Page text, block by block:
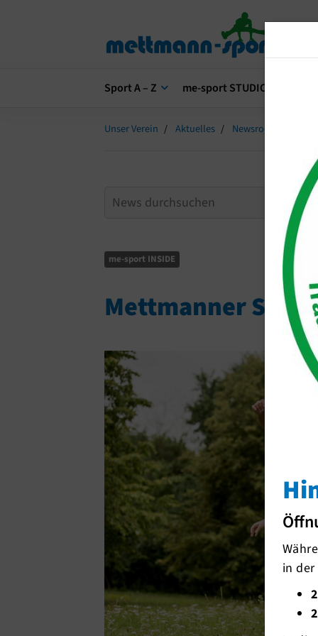
Sport A – Z me-sport STUDIO
Unser Verein Aktuelles Newsroom
me-sport INSIDE
Mettmanner
in der